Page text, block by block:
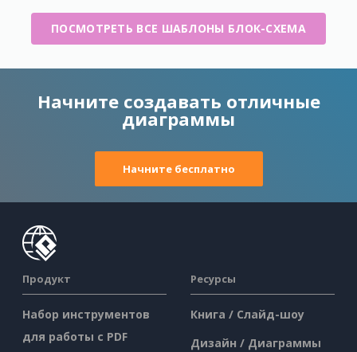
ПОСМОТРЕТЬ ВСЕ ШАБЛОНЫ БЛОК-СХЕМА
Начните создавать отличные
диаграммы
Начните бесплатно
Продукт
Набор инструментов
для работы с PDF
Ресурсы
Книга / Слайд-шоу
Дизайн / Диаграммы